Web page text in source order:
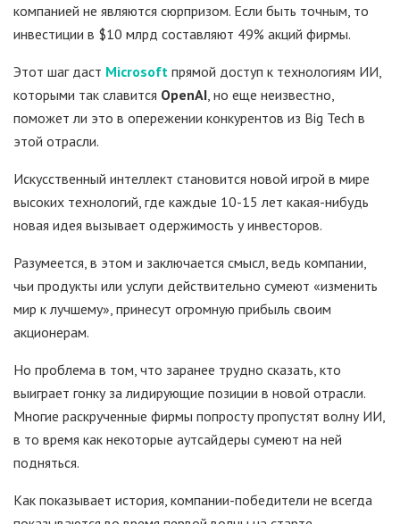
компанией не являются сюрпризом. Если быть точным, то
инвестиции в $10 млрд составляют 49% акций фирмы.
Этот шаг даст Microsoft прямой доступ к технологиям ИИ,
которыми так славится OpenAI , но еще неизвестно,
поможет ли это в опережении конкурентов из Big Tech в
этой отрасли.
Искусственный интеллект становится новой игрой в мире
высоких технологий, где каждые 10-15 лет какая-нибудь
новая идея вызывает одержимость у инвесторов.
Разумеется, в этом и заключается смысл, ведь компании,
чьи продукты или услуги действительно сумеют «изменить
мир к лучшему», принесут огромную прибыль своим
акционерам.
Но проблема в том, что заранее трудно сказать, кто
выиграет гонку за лидирующие позиции в новой отрасли.
Многие раскрученные фирмы попросту пропустят волну ИИ,
в то время как некоторые аутсайдеры сумеют на ней
подняться.
Как показывает история, компании-победители не всегда